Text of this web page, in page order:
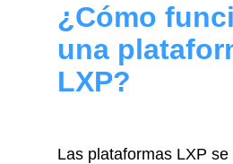
¿Cómo
una
LXP?
Las plataformas LXP